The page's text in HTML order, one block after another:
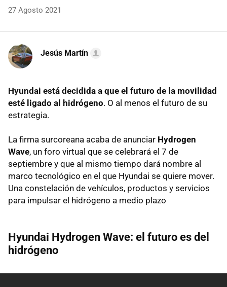
27 Agosto 2021
Jesús Martín
Hyundai está decidida a que el futuro de la movilidad
esté ligado al hidrógeno. O al menos el futuro de su
estrategia.
La firma surcoreana acaba de anunciar Hydrogen
Wave, un foro virtual que se celebrará el 7 de
septiembre y que al mismo tiempo dará nombre al
marco tecnológico en el que Hyundai se quiere mover.
Una constelación de vehículos, productos y servicios
para impulsar el hidrógeno a medio plazo
Hyundai Hydrogen Wave: el futuro es del
hidrógeno